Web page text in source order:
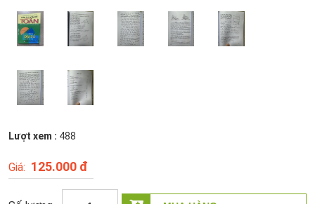
Lượt xem : 488
125.000 đ